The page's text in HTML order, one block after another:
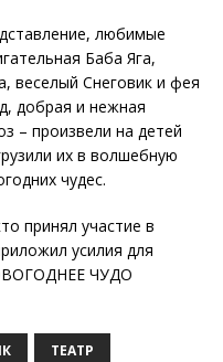
любимые
Баба Яга,
веселый Снеговик и фея
добрая и нежная
– произвели на детей
их в волшебную
чудес.
принял участие в
усилия для
ЧУДО
ТЕАТР